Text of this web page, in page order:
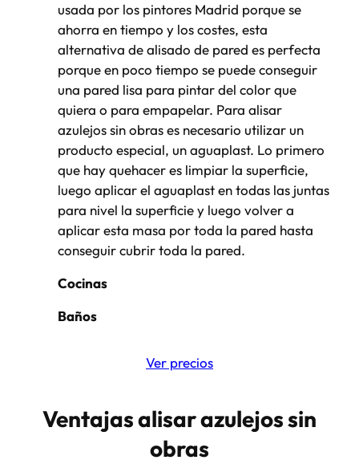
usada por los pintores Madrid porque se
ahorra en tiempo y los costes, esta
alternativa de alisado de pared es perfecta
porque en poco tiempo se puede conseguir
una pared lisa para pintar del color que
quiera o para empapelar. Para alisar
azulejos sin obras es necesario utilizar un
producto especial, un aguaplast. Lo primero
que hay quehacer es limpiar la superficie,
luego aplicar el aguaplast en todas las juntas
para nivel la superficie y luego volver a
aplicar esta masa por toda la pared hasta
conseguir cubrir toda la pared.
Cocinas
Baños
Ver precios
Ventajas alisar azulejos sin
obras